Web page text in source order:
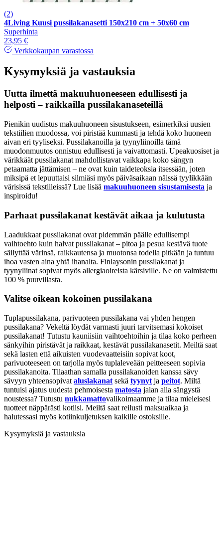
(2)
4Living Kuusi pussilakanasetti 150x210 cm + 50x60 cm
Superhinta
23,95 €
Verkkokaupan varastossa
Kysymyksiä ja vastauksia
Uutta ilmettä makuuhuoneeseen edullisesti ja
helposti – raikkailla pussilakanaseteillä
Pienikin uudistus makuuhuoneen sisustukseen, esimerkiksi uusien
tekstiilien muodossa, voi piristää kummasti ja tehdä koko huoneen
aivan eri tyyliseksi. Pussilakanoilla ja tyynyliinoilla tämä
muodonmuutos onnistuu edullisesti ja vaivattomasti. Upeakuosiset ja
värikkäät pussilakanat mahdollistavat vaikkapa koko sängyn
petaamatta jättämisen – ne ovat kuin taideteoksia itsessään, joten
miksipä et lepuuttaisi silmiäsi myös päiväsaikaan näissä tyylikkään
värisissä tekstiileissä? Lue lisää makuuhuoneen sisustamisesta ja
inspiroidu!
Parhaat pussilakanat kestävät aikaa ja kulutusta
Laadukkaat pussilakanat ovat pidemmän päälle edullisempi
vaihtoehto kuin halvat pussilakanat – pitoa ja pesua kestävä tuote
säilyttää värinsä, raikkautensa ja muotonsa todella pitkään ja tuntuu
ihoa vasten aina yhtä ihanalta. Finlaysonin pussilakanat ja
tyynyliinat sopivat myös allergiaoireista kärsiville. Ne on valmistettu
100 % puuvillasta.
Valitse oikean kokoinen pussilakana
Tuplapussilakana, parivuoteen pussilakana vai yhden hengen
pussilakana? Vekeltä löydät varmasti juuri tarvitsemasi kokoiset
pussilakanat! Tutustu kauniisiin vaihtoehtoihin ja tilaa koko perheen
sänkyihin piristävät ja raikkaat, kestävät pussilakanasetit. Meiltä saat
sekä lasten että aikuisten vuodevaatteisiin sopivat koot,
parivuoteeseen on tarjolla myös tuplaleveään peitteeseen sopivia
pussilakanoita. Tilaathan samalla pussilakanoiden kanssa sävy
sävyyn yhteensopivat aluslakanat sekä tyynyt ja peitot. Miltä
tuntuisi ajatus uudesta pehmoisesta matosta jalan alla sängystä
noustessa? Tutustu nukkamattovalikoimaamme ja tilaa mieleisesi
tuotteet näppärästi kotiisi. Meiltä saat reilusti maksuaikaa ja
halutessasi myös kotiinkuljetuksen kaikille ostoksille.
Kysymyksiä ja vastauksia